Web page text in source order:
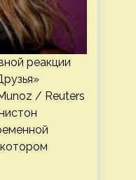
реакции
/ Reuters